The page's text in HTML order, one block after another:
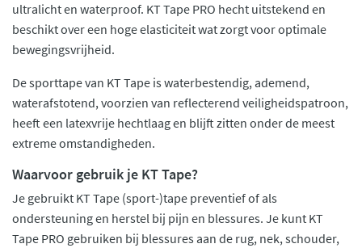
ultralicht en waterproof. KT Tape PRO hecht uitstekend en
beschikt over een hoge elasticiteit wat zorgt voor optimale
bewegingsvrijheid.
De sporttape van KT Tape is waterbestendig, ademend,
waterafstotend, voorzien van reflecterend veiligheidspatroon,
heeft een latexvrije hechtlaag en blijft zitten onder de meest
extreme omstandigheden.
Waarvoor gebruik je KT Tape?
Je gebruikt KT Tape (sport-)tape preventief of als
ondersteuning en herstel bij pijn en blessures. Je kunt KT
Tape PRO gebruiken bij blessures aan de rug, nek, schouder,